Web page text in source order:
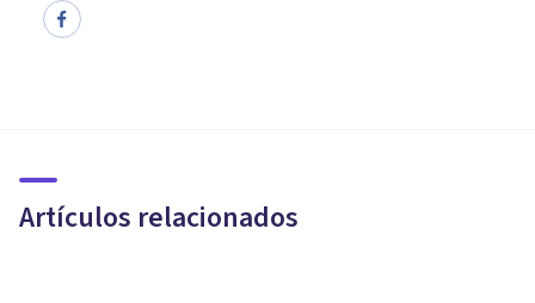
Artículos relacionados
Psicólogos Majadahonda